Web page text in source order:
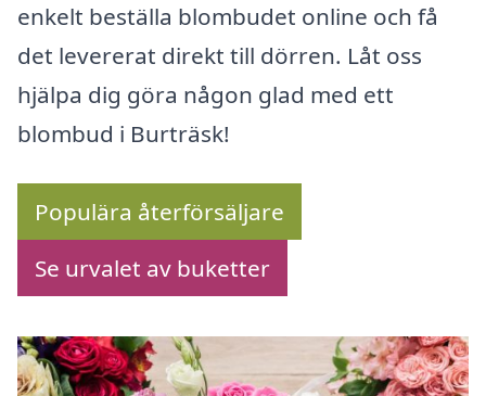
enkelt beställa blombudet online och få
det levererat direkt till dörren. Låt oss
hjälpa dig göra någon glad med ett
blombud i Burträsk!
Populära återförsäljare
Se urvalet av buketter